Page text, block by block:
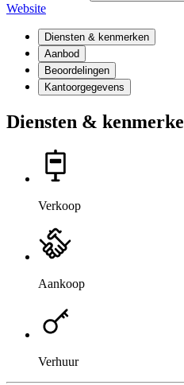
Website
Diensten & kenmerken
Aanbod
Beoordelingen
Kantoorgegevens
Diensten &
Verkoop
Aankoop
Verhuur